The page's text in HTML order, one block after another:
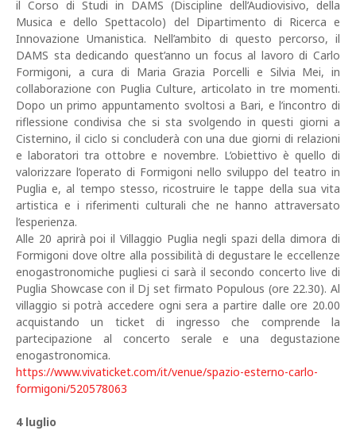
il Corso di Studi in DAMS (Discipline dell’Audiovisivo, della
Musica e dello Spettacolo) del Dipartimento di Ricerca e
Innovazione Umanistica. Nell’ambito di questo percorso, il
DAMS sta dedicando quest’anno un focus al lavoro di Carlo
Formigoni, a cura di Maria Grazia Porcelli e Silvia Mei, in
collaborazione con Puglia Culture, articolato in tre momenti.
Dopo un primo appuntamento svoltosi a Bari, e l’incontro di
riflessione condivisa che si sta svolgendo in questi giorni a
Cisternino, il ciclo si concluderà con una due giorni di relazioni
e laboratori tra ottobre e novembre. L’obiettivo è quello di
valorizzare l’operato di Formigoni nello sviluppo del teatro in
Puglia e, al tempo stesso, ricostruire le tappe della sua vita
artistica e i riferimenti culturali che ne hanno attraversato
l’esperienza.
Alle 20 aprirà poi il Villaggio Puglia negli spazi della dimora di
Formigoni dove oltre alla possibilità di degustare le eccellenze
enogastronomiche pugliesi ci sarà il secondo concerto live di
Puglia Showcase con il Dj set firmato Populous (ore 22.30). Al
villaggio si potrà accedere ogni sera a partire dalle ore 20.00
acquistando un ticket di ingresso che comprende la
partecipazione al concerto serale e una degustazione
enogastronomica.
https://www.vivaticket.com/it/venue/spazio-esterno-carlo-
formigoni/520578063
4 luglio